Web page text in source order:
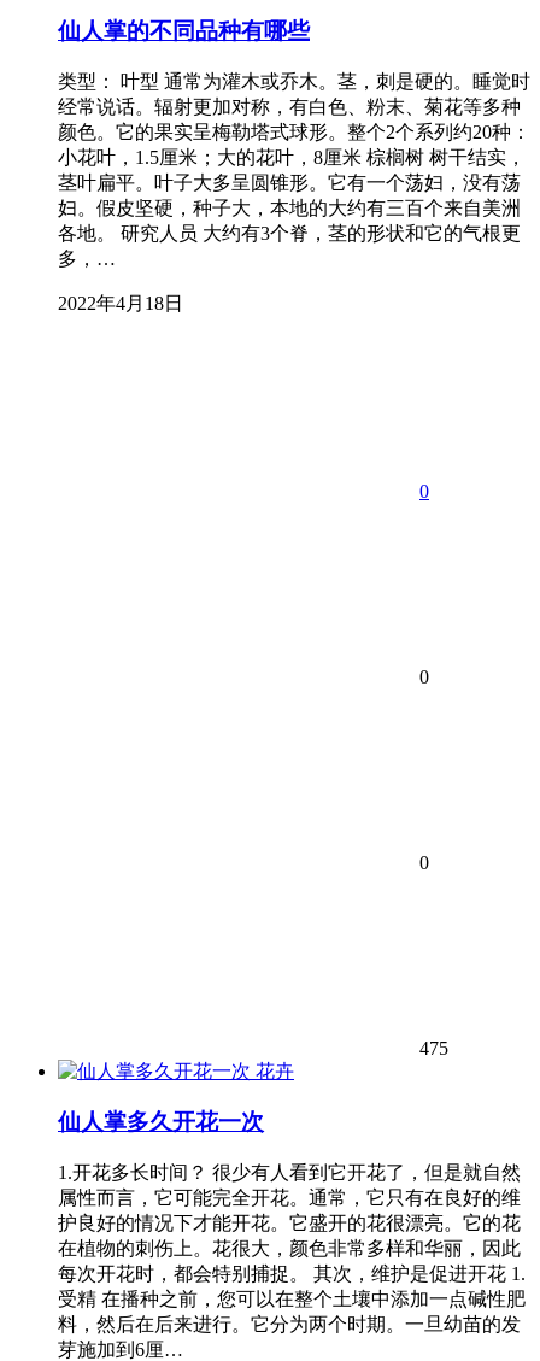
仙人掌的不同品种有哪些
类型： 叶型 通常为灌木或乔木。茎，刺是硬的。睡觉时
经常说话。辐射更加对称，有白色、粉末、菊花等多种
颜色。它的果实呈梅勒塔式球形。整个2个系列约20种：
小花叶，1.5厘米；大的花叶，8厘米 棕榈树 树干结实，
茎叶扁平。叶子大多呈圆锥形。它有一个荡妇，没有荡
妇。假皮坚硬，种子大，本地的大约有三百个来自美洲
各地。 研究人员 大约有3个脊，茎的形状和它的气根更
多，…
2022年4月18日
0
0
0
475
花卉
仙人掌多久开花一次
1.开花多长时间？ 很少有人看到它开花了，但是就自然
属性而言，它可能完全开花。通常，它只有在良好的维
护良好的情况下才能开花。它盛开的花很漂亮。它的花
在植物的刺伤上。花很大，颜色非常多样和华丽，因此
每次开花时，都会特别捕捉。 其次，维护是促进开花 1.
受精 在播种之前，您可以在整个土壤中添加一点碱性肥
料，然后在后来进行。它分为两个时期。一旦幼苗的发
芽施加到6厘…